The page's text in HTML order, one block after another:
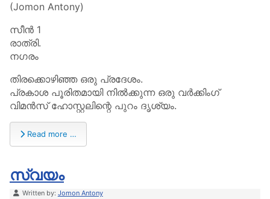
(Jomon Antony)
സീൻ 1
രാത്രി.
നഗരം
തിരക്കൊഴിഞ്ഞ ഒരു പ്രദേശം.
പ്രകാശ പൂരിതമായി നിൽക്കുന്ന ഒരു വർക്കിംഗ്
വിമൻസ് ഹോസ്റ്റലിന്റെ പുറം ദൃശ്യം.
Read more …
സ്വയം
Details
Written by: Jomon Antony